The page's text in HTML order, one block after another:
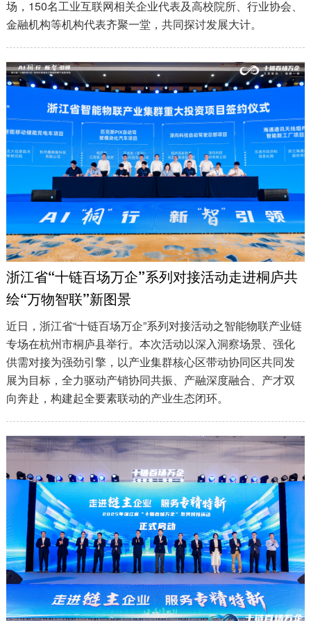
场，150名工业互联网相关企业代表及高校院所、行业协会、
金融机构等机构代表齐聚一堂，共同探讨发展大计。
浙江省“十链百场万企”系列对接活动走进桐庐共
绘“万物智联”新图景
近日，浙江省“十链百场万企”系列对接活动之智能物联产业链
专场在杭州市桐庐县举行。本次活动以深入洞察场景、强化
供需对接为强劲引擎，以产业集群核心区带动协同区共同发
展为目标，全力驱动产销协同共振、产融深度融合、产才双
向奔赴，构建起全要素联动的产业生态闭环。